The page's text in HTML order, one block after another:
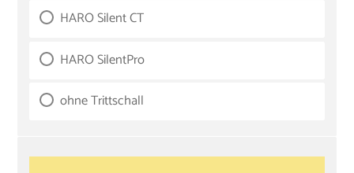
HARO Silent CT
HARO SilentPro
ohne Trittschall